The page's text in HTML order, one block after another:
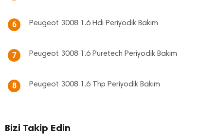
6 Peugeot 3008 1.6 Hdi Periyodik Bakım
7 Peugeot 3008 1.6 Puretech Periyodik Bakım
8 Peugeot 3008 1.6 Thp Periyodik Bakım
Bizi Takip Edin